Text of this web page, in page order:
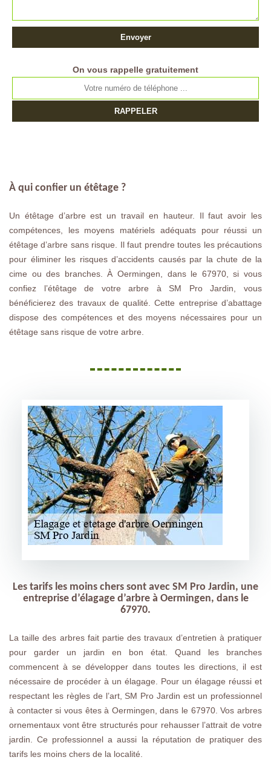
On vous rappelle gratuitement
À qui confier un étêtage ?
Un étêtage d’arbre est un travail en hauteur. Il faut avoir les
compétences, les moyens matériels adéquats pour réussi un
étêtage d’arbre sans risque. Il faut prendre toutes les précautions
pour éliminer les risques d’accidents causés par la chute de la
cime ou des branches. À Oermingen, dans le 67970, si vous
confiez l’étêtage de votre arbre à SM Pro Jardin, vous
bénéficierez des travaux de qualité. Cette entreprise d’abattage
dispose des compétences et des moyens nécessaires pour un
étêtage sans risque de votre arbre.
Les tarifs les moins chers sont avec SM Pro Jardin, une
entreprise d’élagage d’arbre à Oermingen, dans le
67970.
La taille des arbres fait partie des travaux d’entretien à pratiquer
pour garder un jardin en bon état. Quand les branches
commencent à se développer dans toutes les directions, il est
nécessaire de procéder à un élagage. Pour un élagage réussi et
respectant les règles de l’art, SM Pro Jardin est un professionnel
à contacter si vous êtes à Oermingen, dans le 67970. Vos arbres
ornementaux vont être structurés pour rehausser l’attrait de votre
jardin. Ce professionnel a aussi la réputation de pratiquer des
tarifs les moins chers de la localité.